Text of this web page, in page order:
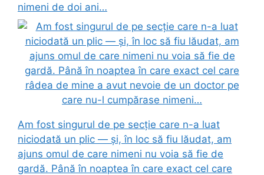
nimeni de doi ani…
Am fost singurul de pe secție care n-a luat
niciodată un plic — și, în loc să fiu lăudat, am
ajuns omul de care nimeni nu voia să fie de
gardă. Până în noaptea în care exact cel care